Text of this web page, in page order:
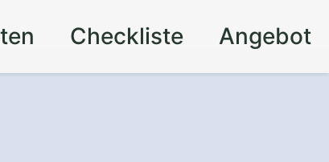
Checkliste Angebot